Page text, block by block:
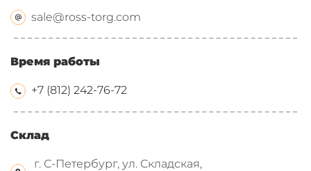
sale@ross-torg.com
Время работы
+7 (812) 242-76-72
Склад
г. С-Петербург, ул. Складская,